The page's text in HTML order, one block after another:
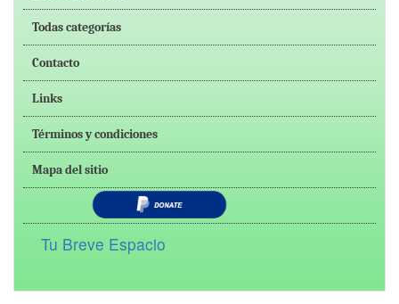
Todas categorías
Contacto
Links
Términos y condiciones
Mapa del sitio
Tu Breve Espacio